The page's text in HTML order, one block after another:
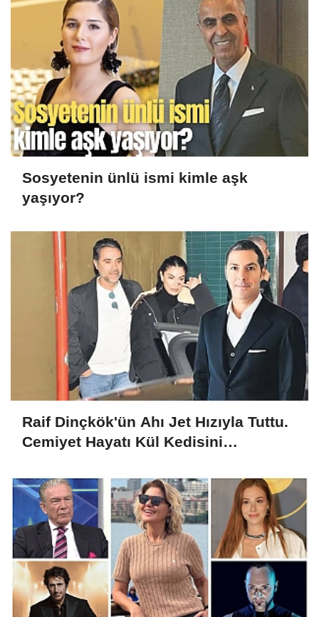
Sosyetenin ünlü ismi kimle aşk
yaşıyor?
Raif Dinçkök'ün Ahı Jet Hızıyla Tuttu.
Cemiyet Hayatı Kül Kedisini
Oldu?